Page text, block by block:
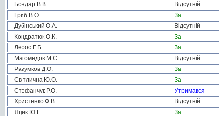
Бондар В.В.
Відсутній
Гриб В.О.
За
Дубінський О.А.
Відсутній
Кондратюк О.К.
За
Лерос Г.Б.
За
Магомедов М.С.
Відсутній
Разумков Д.О.
За
Світлична Ю.О.
За
Стефанчук Р.О.
Утримався
Христенко Ф.В.
Відсутній
Яцик Ю.Г.
За